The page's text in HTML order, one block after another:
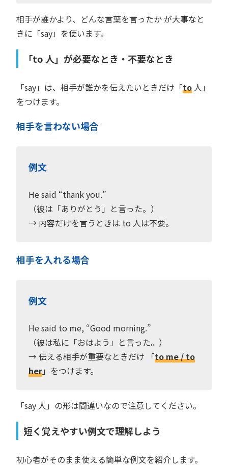
相手が誰かより、どんな言葉を言ったか が大事なと
きに「say」を使います。
「to 人」が必要なとき・不要なとき
「say」は、相手が誰かを伝えたいときだけ「to 人」
をつけます。
相手を言わない場合
例文
He said “thank you.”
（彼は「ありがとう」と言った。）
→ 内容だけを言うときは to 人は不要。
相手を入れる場合
例文
He said to me, “Good morning.”
（彼は私に「おはよう」と言った。）
→ 伝える相手が重要なときだけ 「to me / to
her」をつけます。
「say 人」の形は間違いなので注意してください。
短く覚えやすい例文で理解しよう
初心者がそのまま使える簡単な例文を紹介します。